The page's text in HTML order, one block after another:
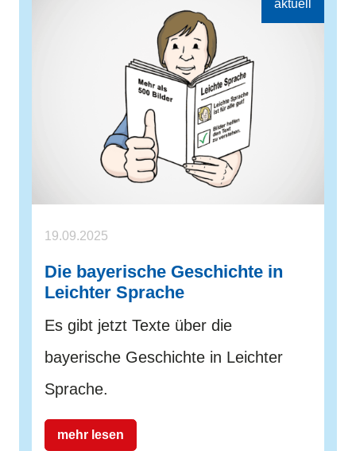
19.09.2025
Die bayerische Geschichte in
Leichter Sprache
Es gibt jetzt Texte über die
bayerische Geschichte in Leichter
Sprache.
mehr lesen